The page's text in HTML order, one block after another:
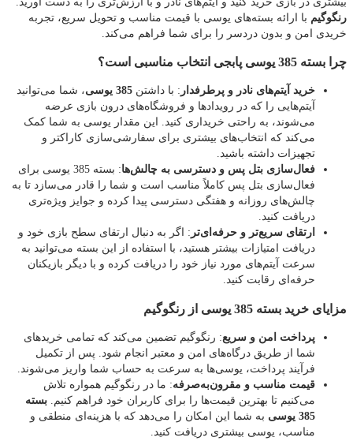
رنگوگیم با ارائه بسته‌های یوسی با قیمت مناسب و تحویل سریع، تجربه
خریدی امن و بدون دردسر را برای شما فراهم می‌کند.
چرا بسته 385 یوسی پابجی انتخاب مناسبی است؟
خرید آیتم‌های نادر و پرطرفدار : با داشتن 385 یوسی
، شما می‌توانید
آیتم‌هایی را که در رویدادها و فروشگاه‌های درون بازی عرضه
می‌شوند، به راحتی خریداری کنید. این مقدار یوسی به شما کمک
می‌کند که انتخاب‌های بیشتری برای سفارشی‌سازی کاراکتر و
تجهیزات داشته باشید.
فعال‌سازی بتل پس و دسترسی به چالش‌ها
: بسته 385 یوسی برای
فعال‌سازی بتل پس کاملاً مناسب است و شما را قادر می‌سازد تا به
چالش‌های روزانه و هفتگی دسترسی پیدا کرده و جوایز ویژه‌تری
دریافت کنید.
ارتقای سریع‌تر و حرفه‌ای‌تر : اگر به دنبال ارتقای سطح بازی خود و
دریافت امتیازات بیشتر هستید، با استفاده از این بسته می‌توانید به
سرعت آیتم‌های مورد نیاز خود را دریافت کرده و با دیگر بازیکنان
حرفه‌ای رقابت کنید.
مزایای خرید بسته 385 یوسی از رنگوگیم
پرداخت امن و سریع: رنگوگیم تضمین می‌کند که تمامی خریدهای
شما از طریق درگاه‌های امن و معتبر انجام شود. پس از تکمیل
فرآیند پرداخت، یوسی‌ها به سرعت به حساب شما واریز می‌شوند.
قیمت مناسب و مقرون‌به‌صرفه: ما در رنگوگیم همواره تلاش
می‌کنیم تا بهترین قیمت‌ها را برای کاربران خود فراهم کنیم. بسته
385 یوسی
به شما این امکان را می‌دهد که با هزینه‌ای منطقی و
مناسب، یوسی بیشتری دریافت کنید.